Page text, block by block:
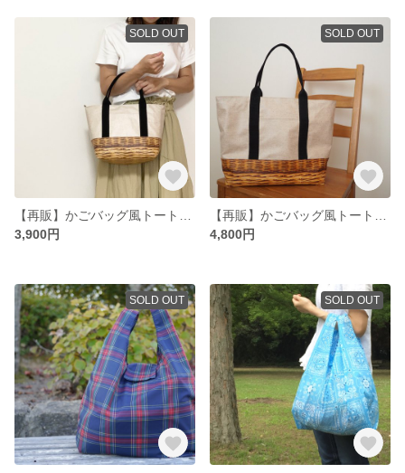
SOLD OUT
3,900円
SOLD OUT
4,800円
SOLD OUT SOLD OUT